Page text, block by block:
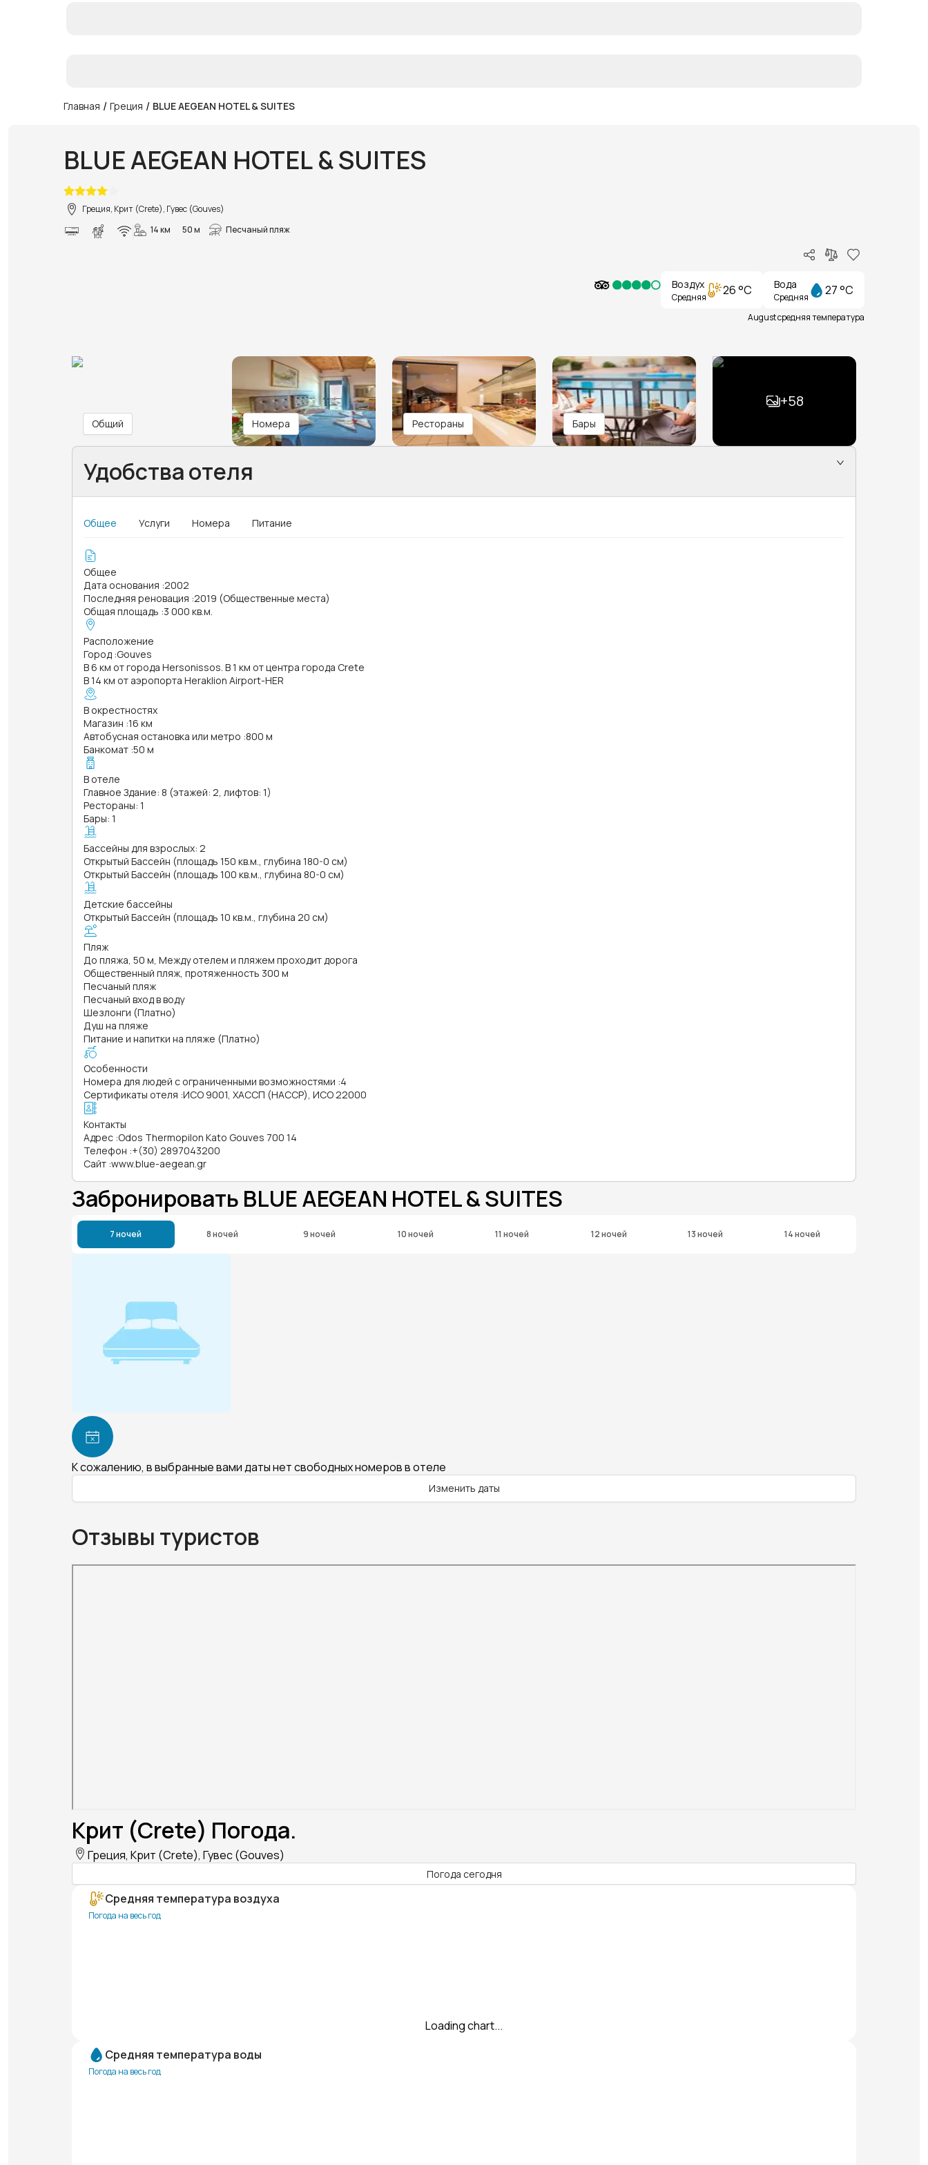
Главная / Греция / BLUE AEGEAN HOTEL & SUITES
BLUE AEGEAN HOTEL & SUITES
Греция, Крит (Crete), Гувес (Gouves)
14 км
50 м Песчаный пляж
Воздух
Средняя 26 °C Вода
Средняя 27 °C
August средняя температура
Общий Номера Рестораны Бары
+58
Удобства отеля
Общее Услуги Номера Питание
Общее
Дата основания :2002
Последняя реновация :2019 (Общественные места)
Общая площадь :3 000 кв.м.
Расположение
Город :Gouves
В 6 км от города Hersonissos. В 1 км от центра города Crete
В 14 км от аэропорта Heraklion Airport-HER
В окрестностях
Магазин :16 км
Автобусная остановка или метро :800 м
Банкомат :50 м
В отеле
Главное Здание: 8 (этажей: 2, лифтов: 1)
Рестораны: 1
Бары: 1
Бассейны для взрослых: 2
Открытый Бассейн (площадь 150 кв.м., глубина 180-0 см)
Открытый Бассейн (площадь 100 кв.м., глубина 80-0 см)
Детские бассейны
Открытый Бассейн (площадь 10 кв.м., глубина 20 см)
Пляж
До пляжа, 50 м, Между отелем и пляжем проходит дорога
Общественный пляж, протяженность 300 м
Песчаный пляж
Песчаный вход в воду
Шезлонги (Платно)
Душ на пляже
Питание и напитки на пляже (Платно)
Особенности
Номера для людей с ограниченными возможностями :4
Сертификаты отеля :ИСО 9001, ХАССП (HACCP), ИСО 22000
Контакты
Адрес :Odos Thermopilon Kato Gouves 700 14
Телефон :+(30) 2897043200
Сайт :www.blue-aegean.gr
Забронировать BLUE AEGEAN HOTEL & SUITES
7 ночей 8 ночей 9 ночей 10 ночей 11 ночей 12 ночей 13 ночей 14 ночей
К сожалению, в выбранные вами даты нет свободных номеров в отеле
Изменить даты
Отзывы туристов
Крит (Crete) Погода.
Греция, Крит (Crete), Гувес (Gouves)
Погода сегодня
Средняя температура воздуха
Погода на весь год
Loading chart...
Средняя температура воды
Погода на весь год